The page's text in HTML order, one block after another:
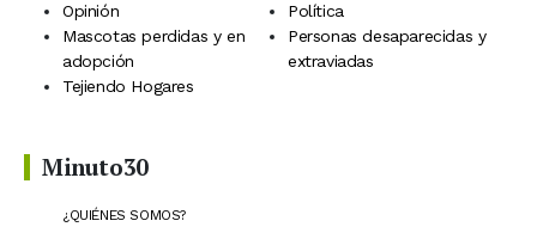
Opinión
Política
Mascotas perdidas y en
adopción
Personas desaparecidas y
extraviadas
Tejiendo Hogares
Minuto30
¿QUIÉNES SOMOS?